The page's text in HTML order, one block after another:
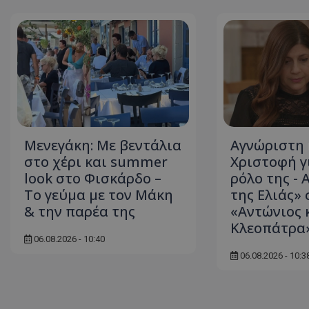
Μενεγάκη: Με βεντάλια
στο χέρι και summer
look στο Φισκάρδο –
Το γεύμα με τον Μάκη
& την παρέα της
06.08.2026 - 10:40
Αγνώριστη
Χριστοφή
ρόλο της -
της Ελιάς»
«Αντώνιος
06.08.2026 -
ASP.NET_SessionId
msToken